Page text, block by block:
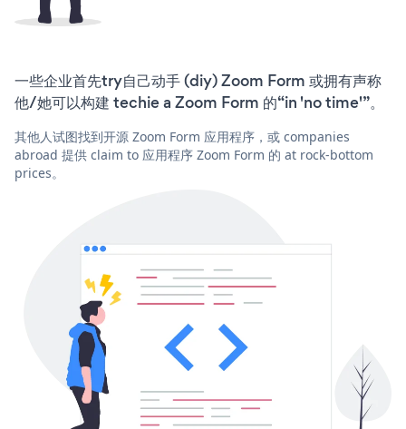
一些企业首先try自己动手 (diy) Zoom Form 或拥有声称
他/她可以构建 techie a Zoom Form 的“in 'no time'”。
其他人试图找到开源 Zoom Form 应用程序，或 companies
abroad 提供 claim to 应用程序 Zoom Form 的 at rock-bottom
prices。